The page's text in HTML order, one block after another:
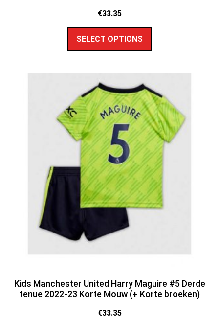
€33.35
SELECT OPTIONS
Kids Manchester United Harry Maguire #5 Derde
tenue 2022-23 Korte Mouw (+ Korte broeken)
€33.35